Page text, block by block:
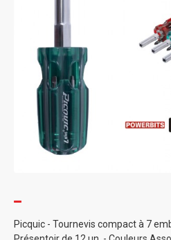
Picquic - Tournevis compact à 7